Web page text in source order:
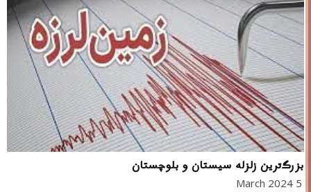
بزرگ‌ترین زلزله سیستان و بلوچستان
5 March 2024